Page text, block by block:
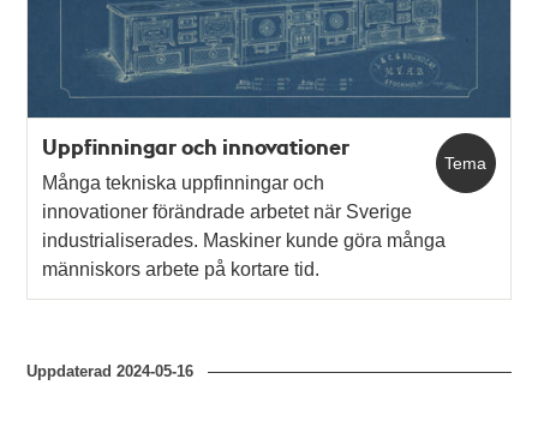
Tema
Uppfinningar och innovationer
Många tekniska uppfinningar och
innovationer förändrade arbetet när Sverige
industrialiserades. Maskiner kunde göra många
människors arbete på kortare tid.
Uppdaterad2024-05-16